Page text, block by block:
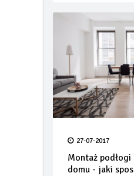
27-07-2017
Montaż
domu - jaki